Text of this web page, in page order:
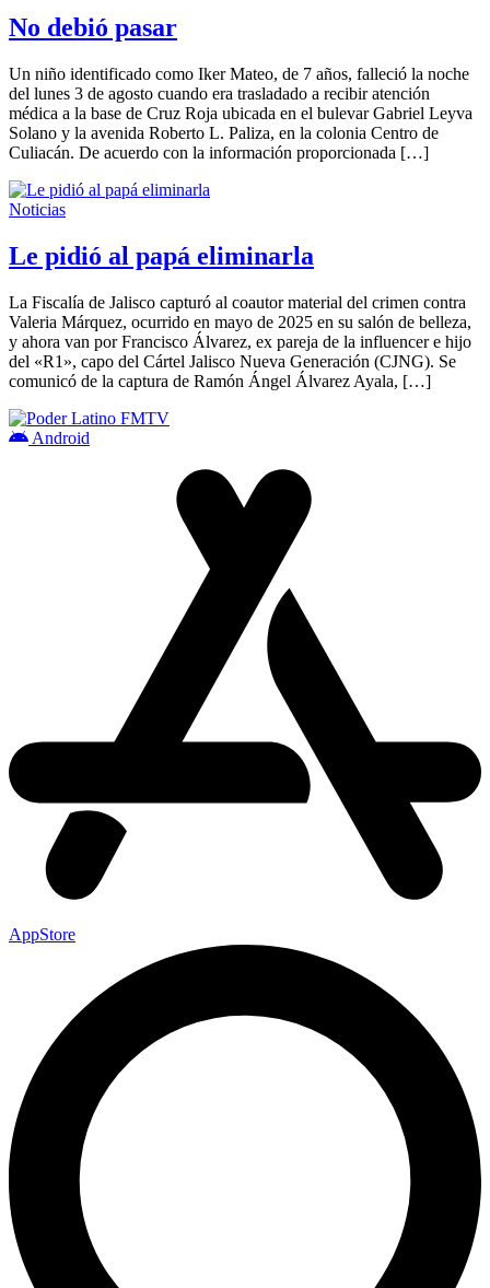
No debió pasar
Un niño identificado como Iker Mateo, de 7 años, falleció la noche
del lunes 3 de agosto cuando era trasladado a recibir atención
médica a la base de Cruz Roja ubicada en el bulevar Gabriel Leyva
Solano y la avenida Roberto L. Paliza, en la colonia Centro de
Culiacán. De acuerdo con la información proporcionada […]
Noticias
Le pidió al papá eliminarla
La Fiscalía de Jalisco capturó al coautor material del crimen contra
Valeria Márquez, ocurrido en mayo de 2025 en su salón de belleza,
y ahora van por Francisco Álvarez, ex pareja de la influencer e hijo
del «R1», capo del Cártel Jalisco Nueva Generación (CJNG). Se
comunicó de la captura de Ramón Ángel Álvarez Ayala, […]
Android
AppStore